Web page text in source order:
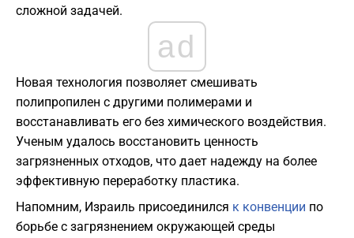
сложной задачей.
ad
Новая технология позволяет смешивать
полипропилен с другими полимерами и
восстанавливать его без химического воздействия.
Ученым удалось восстановить ценность
загрязненных отходов, что дает надежду на более
эффективную переработку пластика.
Напомним, Израиль присоединился к конвенции по
борьбе с загрязнением окружающей среды